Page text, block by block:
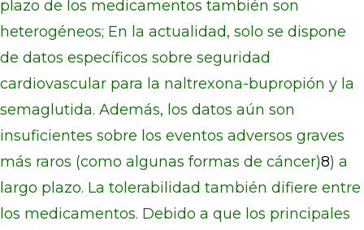
plazo de los medicamentos también son
heterogéneos; En la actualidad, solo se dispone
de datos específicos sobre seguridad
cardiovascular para la naltrexona-bupropión y la
semaglutida. Además, los datos aún son
insuficientes sobre los eventos adversos graves
más raros (como algunas formas de cáncer)8) a
largo plazo. La tolerabilidad también difiere entre
los medicamentos. Debido a que los principales